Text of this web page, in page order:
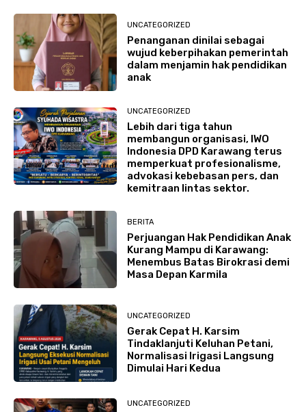
UNCATEGORIZED
Penanganan dinilai sebagai
wujud keberpihakan pemerintah
dalam menjamin hak pendidikan
anak
UNCATEGORIZED
Lebih dari tiga tahun
membangun organisasi, IWO
Indonesia DPD Karawang terus
memperkuat profesionalisme,
advokasi kebebasan pers, dan
kemitraan lintas sektor.
BERITA
Perjuangan Hak Pendidikan Anak
Kurang Mampu di Karawang:
Menembus Batas Birokrasi demi
Masa Depan Karmila
UNCATEGORIZED
Gerak Cepat H. Karsim
Tindaklanjuti Keluhan Petani,
Normalisasi Irigasi Langsung
Dimulai Hari Kedua
UNCATEGORIZED